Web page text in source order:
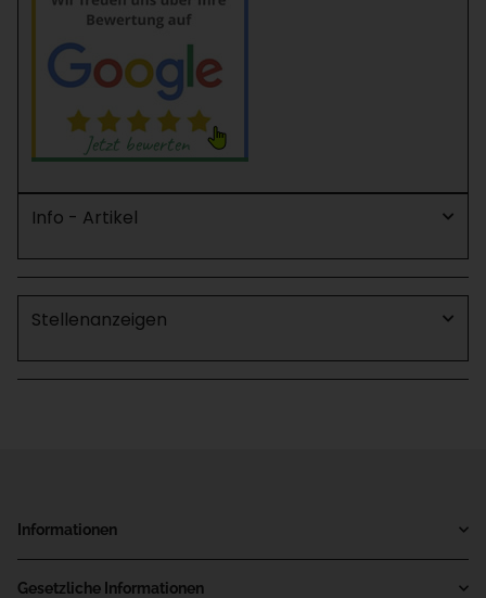
Info - Artikel
Stellenanzeigen
Informationen
Gesetzliche Informationen